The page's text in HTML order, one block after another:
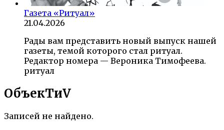
Газета «Ритуал»
21.04.2026
Рады вам представить новый выпуск нашей
газеты, темой которого стал ритуал.
Редактор номера — Вероника Тимофеева.
ритуал
ОбъекTиV
Записей не найдено.